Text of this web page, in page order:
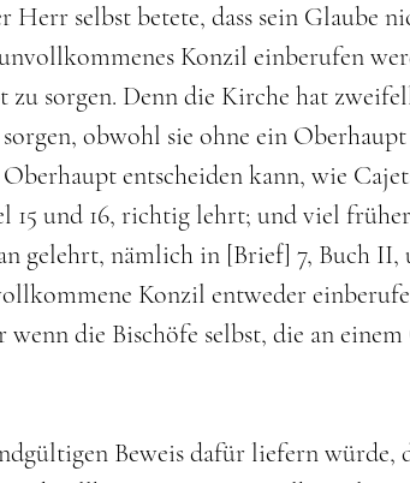
selbst betete, dass sein Glaube
Konzil einberufen
zu sorgen. Denn die Kirche hat
obwohl sie ohne ein
entscheiden kann, wie
15 und 16, richtig lehrt; und viel
gelehrt, nämlich in [Brief] 7, Buch II,
Konzil entweder
die Bischöfe selbst, die an
Beweis dafür liefern würde,